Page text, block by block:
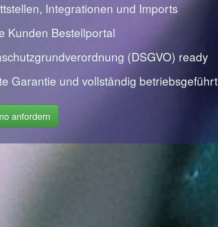
Integrationen und Imports
Kunden Bestellportal
(DSGVO) ready
Garantie und vollständig betriebsgeführt
anfordern